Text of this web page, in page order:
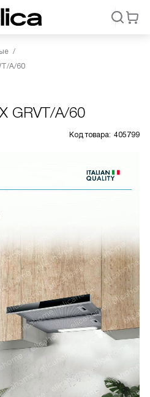
A/60
GRVT/A/60
Код товара: 405799